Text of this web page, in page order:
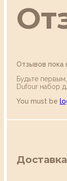
Отзывов пока
Будьте
Dufour набор
You must be
Доставка